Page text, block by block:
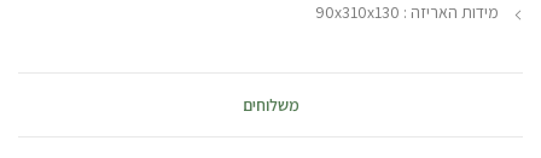
מידות האריזה : 90x310x130
משלוחים